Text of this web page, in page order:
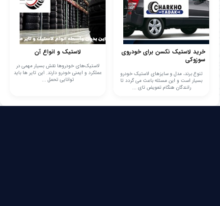
خرید لاستیک نکسن برای خودروی
سوزوکی
تنوع برند، مدل و سایزهای لاستیک خودرو
بسیار است و این مسئله باعث می گردد تا
رانندگان هنگام تعویض تای ...
لاستیک‌ و انواع آن
لاستیک‌های خودروها نقش بسیار مهمی در
عملکرد و ایمنی خودرو دارند. این تایر ها باید
توانایی تحمل ...